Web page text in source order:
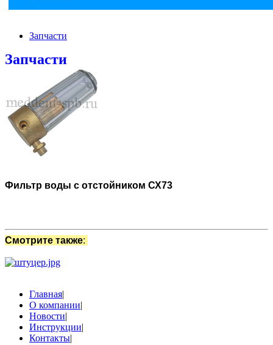
Запчасти
Запчасти
Фильтр воды с отстойником СХ73
Смотрите также:
Главная|
О компании|
Новости|
Инструкции|
Контакты|